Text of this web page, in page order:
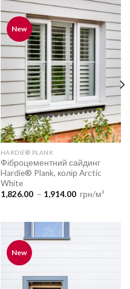
New
HARDIE® PLANK
Фіброцементний сайдинг
Hardie® Plank, колір Arctic
White
1,826.00 – 1,914.00 Діапазон
цін:
грн/м²
New